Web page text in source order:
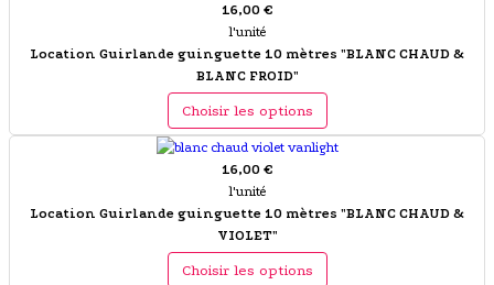
16,00 €
l'unité
Location Guirlande guinguette 10 mètres "BLANC CHAUD &
BLANC FROID"
Choisir les options
16,00 €
l'unité
Location Guirlande guinguette 10 mètres "BLANC CHAUD &
VIOLET"
Choisir les options